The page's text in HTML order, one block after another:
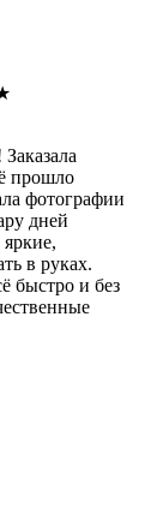
Заказала
прошло
фотографии
дней
в руках.
быстро и без